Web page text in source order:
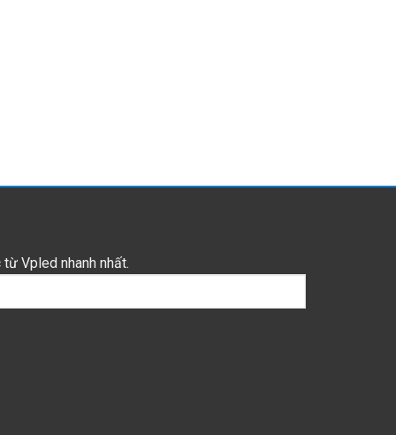
Vpled nhanh nhất.